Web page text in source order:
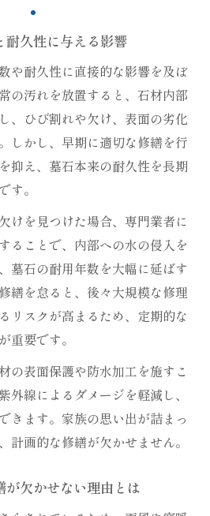
耐久性に与える影響
や耐久性に直接的な影響を及ぼ
の汚れを放置すると、石材内部
、ひび割れや欠け、表面の劣化
しかし、早期に適切な修繕を行
抑え、墓石本来の耐久性を長期
す。
けを見つけた場合、専門業者に
ることで、内部への水の侵入を
墓石の耐用年数を大幅に延ばす
繕を怠ると、後々大規模な修理
リスクが高まるため、定期的な
重要です。
の表面保護や防水加工を施すこ
外線によるダメージを軽減し、
きます。家族の思い出が詰まっ
計画的な修繕が欠かせません。
が欠かせない理由とは